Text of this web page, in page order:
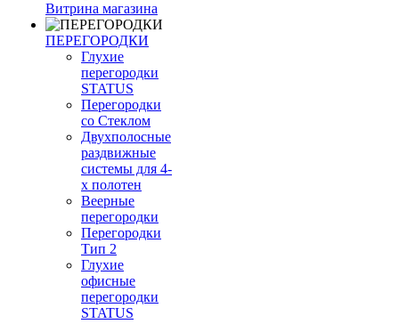
Витрина магазина
ПЕРЕГОРОДКИ
Глухие
перегородки
STATUS
Перегородки
со Стеклом
Двухполосные
раздвижные
системы для 4-
х полотен
Веерные
перегородки
Перегородки
Тип 2
Глухие
офисные
перегородки
STATUS